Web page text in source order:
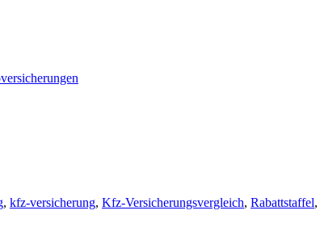
, kfz-versicherung, Kfz-Versicherungsvergleich, Rabattstaffel,